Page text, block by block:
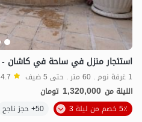
استئجار منزل في ساحة في كاشان - Little Finn
1 غرفة نوم . 60 متر . حتى 5 ضيف 4.7
الليلة من 1,320,000 تومان
5٪ خصم من ليلة 3
50+ حجز ناجح